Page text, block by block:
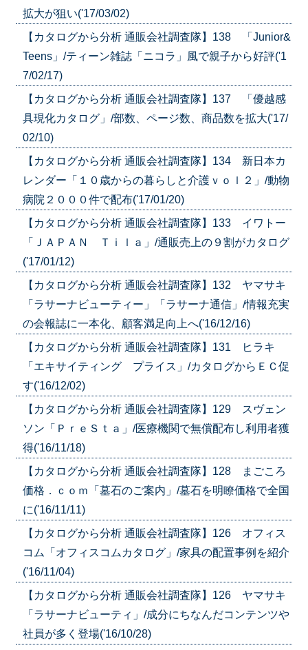
拡大が狙い('17/03/02)
【カタログから分析 通販会社調査隊】138 「Junior&
Teens」/ティーン雑誌「ニコラ」風で親子から好評('1
7/02/17)
【カタログから分析 通販会社調査隊】137 「優越感
具現化カタログ」/部数、ページ数、商品数を拡大('17/
02/10)
【カタログから分析 通販会社調査隊】134 新日本カ
レンダー「１０歳からの暮らしと介護ｖｏｌ２」/動物
病院２０００件で配布('17/01/20)
【カタログから分析 通販会社調査隊】133 イワトー
「ＪＡＰＡＮ Ｔｉｌａ」/通販売上の９割がカタログ
('17/01/12)
【カタログから分析 通販会社調査隊】132 ヤマサキ
「ラサーナビューティー」「ラサーナ通信」/情報充実
の会報誌に一本化、顧客満足向上へ('16/12/16)
【カタログから分析 通販会社調査隊】131 ヒラキ
「エキサイティング プライス」/カタログからＥＣ促
す('16/12/02)
【カタログから分析 通販会社調査隊】129 スヴェン
ソン「ＰｒｅＳｔａ」/医療機関で無償配布し利用者獲
得('16/11/18)
【カタログから分析 通販会社調査隊】128 まごころ
価格．ｃｏｍ「墓石のご案内」/墓石を明瞭価格で全国
に('16/11/11)
【カタログから分析 通販会社調査隊】126 オフィス
コム「オフィスコムカタログ」/家具の配置事例を紹介
('16/11/04)
【カタログから分析 通販会社調査隊】126 ヤマサキ
「ラサーナビューティ」/成分にちなんだコンテンツや
社員が多く登場('16/10/28)